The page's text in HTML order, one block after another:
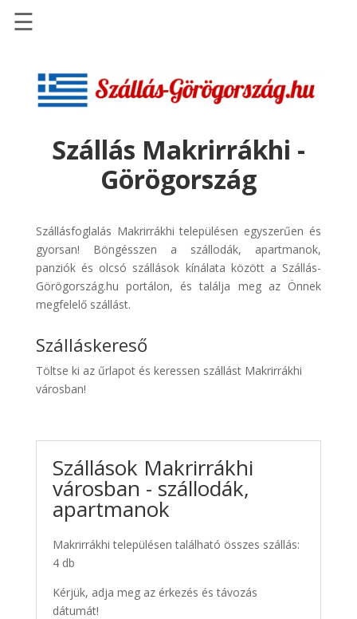
Szállások
Repülőjegy
pénzvisszatérítéssel
Discover
Cars
Transzfer
Kiwi
Taxi
☰
Szállás Makrirrákhi -
Görögország
Szállásfoglalás Makrirrákhi településen egyszerűen és
gyorsan! Böngésszen a szállodák, apartmanok,
panziók és olcsó szállások kínálata között a Szállás-
Görögország.hu portálon, és találja meg az Önnek
megfelelő szállást.
Szálláskereső
Töltse ki az űrlapot és keressen szállást Makrirrákhi
városban!
Szállások Makrirrákhi
városban - szállodák,
apartmanok
Makrirrákhi településen található összes szállás:
4 db
Kérjük, adja meg az érkezés és távozás
dátumát!